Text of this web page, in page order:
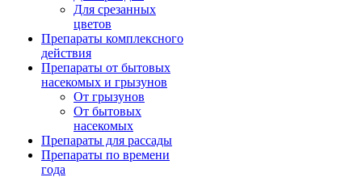
Для срезанных
цветов
Препараты комплексного
действия
Препараты от бытовых
насекомых и грызунов
От грызунов
От бытовых
насекомых
Препараты для рассады
Препараты по времени
года